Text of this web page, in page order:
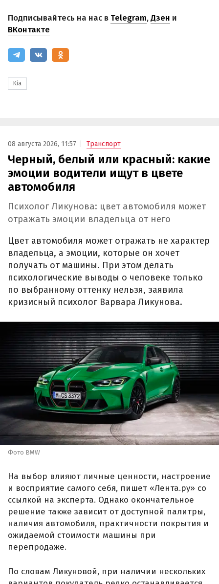
Подписывайтесь на нас в Telegram,Дзен и
ВКонтакте
Kia
08 августа 2026, 11:57 Транспорт
Черный, белый или красный: какие
эмоции водители ищут в цвете
автомобиля
Психолог Ликунова: цвет автомобиля может
отражать эмоции владельца от него
Цвет автомобиля может отражать не характер
владельца, а эмоции, которые он хочет
получать от машины. При этом делать
психологические выводы о человеке только
по выбранному оттенку нельзя, заявила
кризисный психолог Варвара Ликунова.
Фото BMW
На выбор влияют личные ценности, настроение
и восприятие самого себя, пишет «Лента.ру» со
ссылкой на эксперта. Однако окончательное
решение также зависит от доступной палитры,
наличия автомобиля, практичности покрытия и
ожидаемой стоимости машины при
перепродаже.
По словам Ликуновой, при наличии нескольких